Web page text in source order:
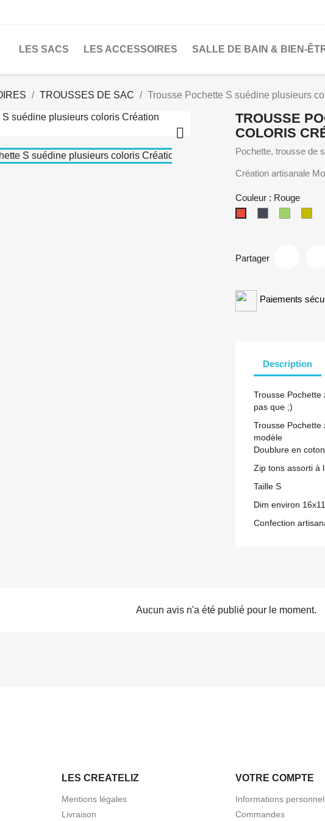
LES SACS LES ACCESSOIRES SALLE DE BAIN & BIEN-
TROUSSES DE SAC Trousse Pochette S suédine plusieurs

TROUSSE
COLORIS
Pochette, trousse de
Création artisanale
Couleur : Rouge
Partager
Paiements
Description
Trousse
pas que ;)
Trousse Pochette
modèle
Doublure en
Zip tons assorti à
Taille S
Dim environ
Confection
Aucun avis n'a été publié pour le moment.
LES CREATELIZ
Mentions légales
Livraison
VOTRE COMPTE
Informations
Commandes